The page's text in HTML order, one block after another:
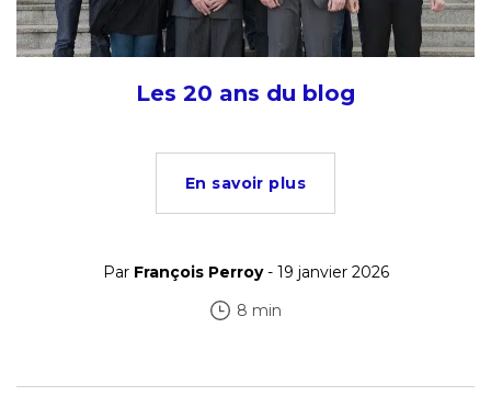
Les 20 ans du blog
En savoir plus
Par François Perroy- 19 janvier 2026
8 min